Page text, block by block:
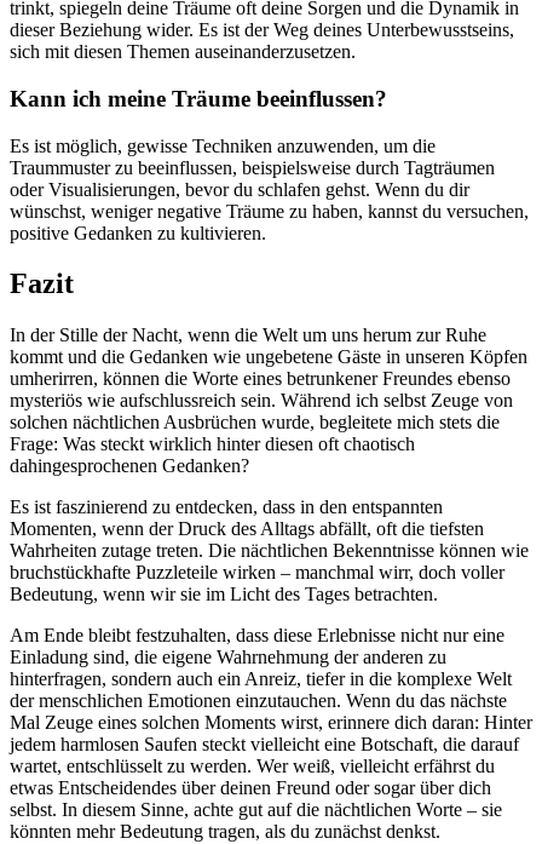
trinkt, spiegeln deine Träume oft‌ deine Sorgen und die Dynamik in
‍dieser Beziehung wider. Es ist der Weg deines Unterbewusstseins,
sich ‍mit diesen Themen auseinanderzusetzen.
Kann ich meine Träume beeinflussen?
Es ⁤ist möglich, gewisse Techniken anzuwenden, um die
Traummuster zu beeinflussen,⁢ beispielsweise durch Tagträumen
oder Visualisierungen, bevor du schlafen gehst. Wenn du dir⁤
wünschst, weniger ​negative Träume ⁣zu‍ haben,‌ kannst du versuchen,
positive⁢ Gedanken zu ⁢kultivieren.
Fazit
In⁤ der Stille der Nacht, wenn die Welt um ‌uns herum⁢ zur Ruhe
kommt und​ die Gedanken wie​ ungebetene Gäste​ in⁢ unseren Köpfen
umherirren, können die Worte⁤ eines betrunkener Freundes⁢ ebenso
mysteriös wie aufschlussreich sein. Während ich​ selbst Zeuge von
solchen ‌nächtlichen Ausbrüchen wurde, begleitete mich‍ stets die
Frage: Was steckt wirklich hinter diesen ⁢oft chaotisch ​
dahingesprochenen Gedanken?
Es ist ​faszinierend​ zu entdecken, dass in den entspannten
⁤Momenten, wenn der Druck des ⁤Alltags‌ abfällt,⁢ oft die ⁣tiefsten
Wahrheiten‍ zutage treten.‍ Die⁣ nächtlichen⁤ Bekenntnisse können wie
bruchstückhafte‌ Puzzleteile wirken – manchmal⁣ wirr, doch voller
Bedeutung, wenn⁢ wir sie im Licht ​des​ Tages betrachten. ‍
Am‍ Ende ⁤bleibt festzuhalten, dass diese Erlebnisse‍ nicht nur ‌eine
Einladung ‌sind, die eigene Wahrnehmung der anderen zu
hinterfragen, sondern⁤ auch​ ein​ Anreiz, tiefer in ​die komplexe Welt
der menschlichen Emotionen ⁤einzutauchen. Wenn du das nächste
Mal ​Zeuge​ eines⁢ solchen ⁣Moments wirst,⁣ erinnere dich daran: Hinter⁤
jedem harmlosen Saufen steckt vielleicht eine Botschaft, die darauf
wartet, entschlüsselt zu werden. Wer weiß, vielleicht erfährst du
‍etwas Entscheidendes über deinen Freund‍ oder sogar über⁤ dich
selbst. In ⁤diesem ​Sinne, achte⁤ gut auf die ⁤nächtlichen Worte – sie
⁤könnten mehr Bedeutung tragen, als du zunächst denkst.